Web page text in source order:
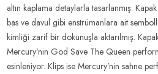
altın kaplama detaylarla tasarlanmış.
bas ve davul gibi enstrümanlara ait
kimliği zarif bir dokunuşla aktarılmış.
Mercury’nin God Save The Queen
esinleniyor. Klips ise Mercury’nin sahne